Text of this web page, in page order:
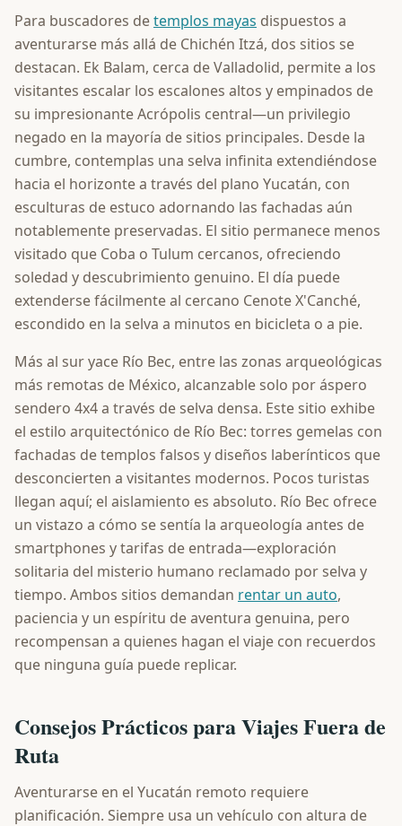
Para buscadores detemplos mayas dispuestos a
aventurarse más allá de Chichén Itzá, dos sitios se
destacan. Ek Balam, cerca de Valladolid, permite a los
visitantes escalar los escalones altos y empinados de
su impresionante Acrópolis central—un privilegio
negado en la mayoría de sitios principales. Desde la
cumbre, contemplas una selva infinita extendiéndose
hacia el horizonte a través del plano Yucatán, con
esculturas de estuco adornando las fachadas aún
notablemente preservadas. El sitio permanece menos
visitado que Coba o Tulum cercanos, ofreciendo
soledad y descubrimiento genuino. El día puede
extenderse fácilmente al cercano Cenote X'Canché,
escondido en la selva a minutos en bicicleta o a pie.
Más al sur yace Río Bec, entre las zonas arqueológicas
más remotas de México, alcanzable solo por áspero
sendero 4x4 a través de selva densa. Este sitio exhibe
el estilo arquitectónico de Río Bec: torres gemelas con
fachadas de templos falsos y diseños laberínticos que
desconcierten a visitantes modernos. Pocos turistas
llegan aquí; el aislamiento es absoluto. Río Bec ofrece
un vistazo a cómo se sentía la arqueología antes de
smartphones y tarifas de entrada—exploración
solitaria del misterio humano reclamado por selva y
tiempo. Ambos sitios demandan rentar un auto,
paciencia y un espíritu de aventura genuina, pero
recompensan a quienes hagan el viaje con recuerdos
que ninguna guía puede replicar.
Consejos Prácticos para Viajes Fuera de
Ruta
Aventurarse en el Yucatán remoto requiere
planificación. Siempre usa un vehículo con altura de